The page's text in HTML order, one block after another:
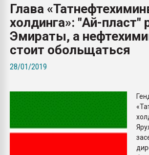
Глава
холдинга»: "Ай-пласт"
Эмираты, а
стоит обольщаться
28/01/2019